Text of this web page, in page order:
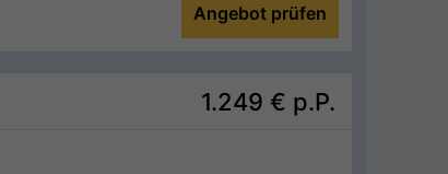
Angebot prüfen
1.249 € p.P.